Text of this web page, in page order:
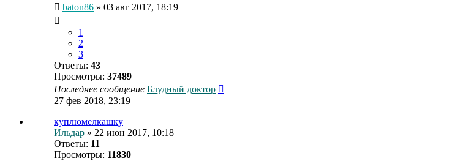
baton86 » 03 авг 2017, 18:19
1
2
3
Ответы: 43
Просмотры: 37489
Последнее сообщение Блудный доктор
27 фев 2018, 23:19
куплюмелкашку
Ильдар » 22 июн 2017, 10:18
Ответы: 11
Просмотры: 11830